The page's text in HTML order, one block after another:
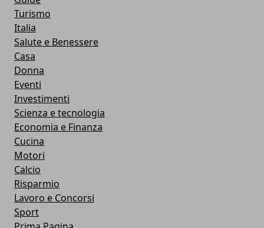
Turismo
Italia
Salute e Benessere
Casa
Donna
Eventi
Investimenti
Scienza e tecnologia
Economia e Finanza
Cucina
Motori
Calcio
Risparmio
Lavoro e Concorsi
Sport